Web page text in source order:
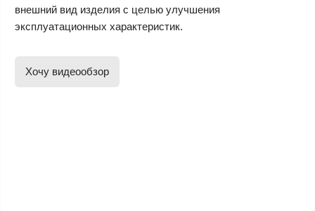
внешний вид изделия с целью улучшения
эксплуатационных характеристик.
Хочу видеообзор